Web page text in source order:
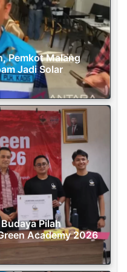
Pemkot Malang
Jadi Solar
Pilah
Academy 2026